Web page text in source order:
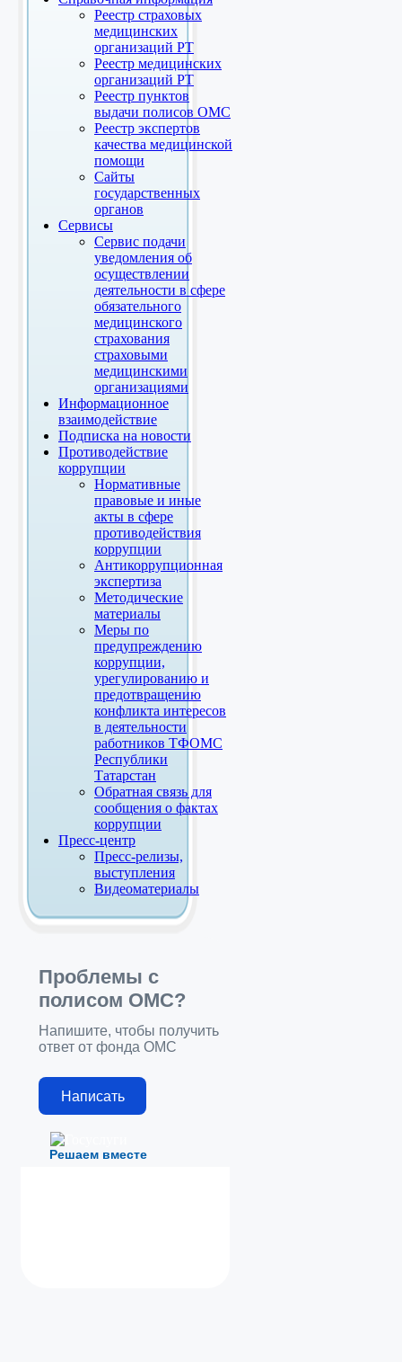
Реестр страховых
медицинских
организаций РТ
Реестр медицинских
организаций РТ
Реестр пунктов
выдачи полисов ОМС
Реестр экспертов
качества медицинской
помощи
Сайты
государственных
органов
Сервисы
Сервис подачи
уведомления об
осуществлении
деятельности в сфере
обязательного
медицинского
страхования
страховыми
медицинскими
организациями
Информационное
взаимодействие
Подписка на новости
Противодействие
коррупции
Нормативные
правовые и иные
акты в сфере
противодействия
коррупции
Антикоррупционная
экспертиза
Методические
материалы
Меры по
предупреждению
коррупции,
урегулированию и
предотвращению
конфликта интересов
в деятельности
работников ТФОМС
Республики
Татарстан
Обратная связь для
сообщения о фактах
коррупции
Пресс-центр
Пресс-релизы,
выступления
Видеоматериалы
Решаем вместе
Проблемы с
полисом ОМС?
Напишите, чтобы получить
ответ от фонда ОМС
Написать